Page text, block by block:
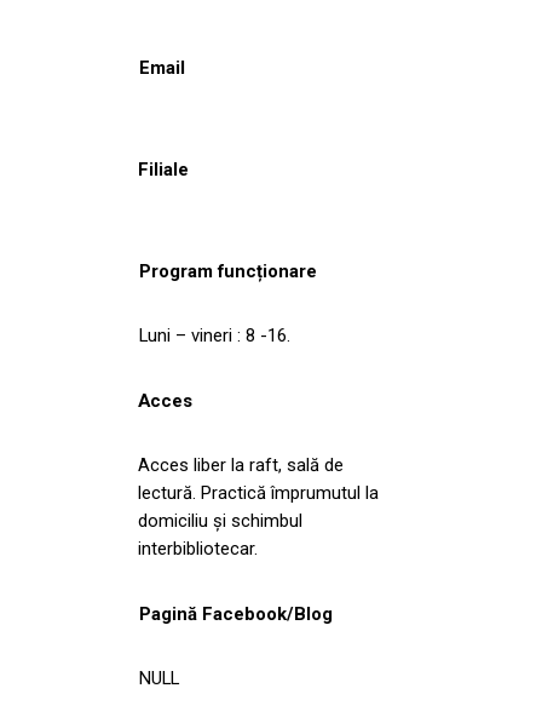
Email
Filiale
Program funcționare
Luni – vineri : 8 -16.
Acces
Acces liber la raft, sală de
lectură. Practică împrumutul la
domiciliu şi schimbul
interbibliotecar.
Pagină Facebook/Blog
NULL